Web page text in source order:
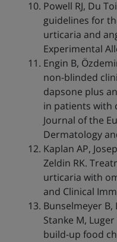
Powell RJ, Du
guidelines for
urticaria and
Experimental
Engin B,
non-blinded
dapsone plus
in patients with
Journal of the
Dermatology
Kaplan AP,
Zeldin RK.
urticaria with
and Clinical
Bunselmeyer B,
Stanke M,
build-up food